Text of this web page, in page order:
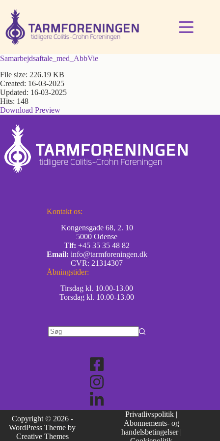
indhold
Samarbejdsaftale_med_AbbVie
File size: 226.19 KB
Created: 16-03-2025
Updated: 16-03-2025
Hits: 148
Download Preview
Kontakt os:
Kongensgade 68, 2. 10
5000 Odense
Tlf: +45 35 35 48 82
Email: info@tarmforeningen.dk
CVR: 21314307
Åbningstider:
Tirsdag kl. 10.00-13.00
Torsdag kl. 10.00-13.00
Copyright © 2026 -
WordPress Theme by
Creative Themes
Privatlivspolitik |
Abonnements- og
handelsbetingelser |